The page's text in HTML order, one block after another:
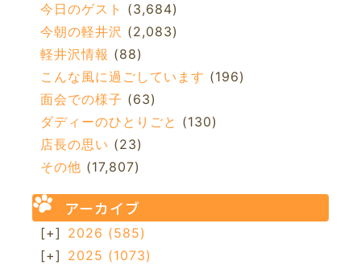
今日のゲスト (3,684)
今朝の軽井沢 (2,083)
軽井沢情報 (88)
こんな風に過ごしています (196)
面会での様子 (63)
ダディーのひとりごと (130)
店長の思い (23)
その他 (17,807)
アーカイブ
[+] 2026 (585)
[+] 2025 (1073)